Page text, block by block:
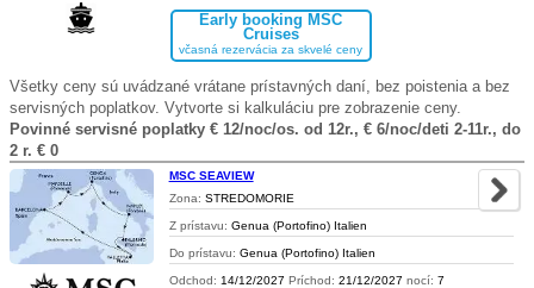
Early booking MSC
Cruises
včasná rezervácia za skvelé ceny
Všetky ceny sú uvádzané vrátane prístavných daní, bez poistenia a bez
servisných poplatkov. Vytvorte si kalkuláciu pre zobrazenie ceny.
Povinné servisné poplatky € 12/noc/os. od 12r., € 6/noc/deti 2-11r., do
2 r. € 0
MSC SEAVIEW
Zona: STREDOMORIE
Z prístavu: Genua (Portofino) Italien
Do prístavu: Genua (Portofino) Italien
Odchod: 14/12/2027 Príchod: 21/12/2027 nocí: 7